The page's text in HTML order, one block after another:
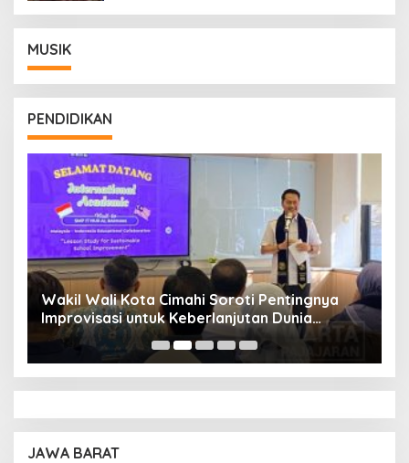
MUSIK
PENDIDIKAN
Wakil Wali Kota Cimahi Soroti Pentingnya
Improvisasi untuk Keberlanjutan Dunia
Pendidikan
JAWA BARAT